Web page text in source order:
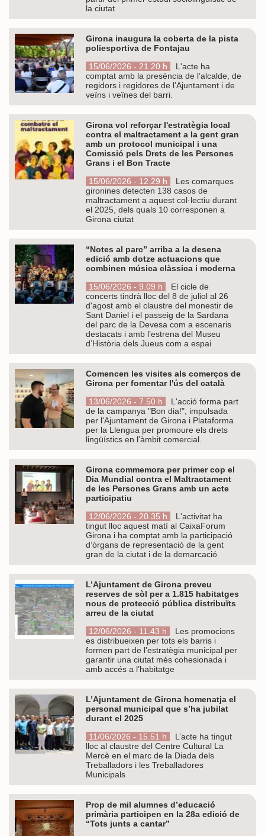
la ciutat
Girona inaugura la coberta de la pista
poliesportiva de Fontajau
15/06/2026 - 21.20 h
L'acte ha
comptat amb la presència de l’alcalde, de
regidors i regidores de l’Ajuntament i de
veïns i veïnes del barri.
Girona vol reforçar l'estratègia local
contra el maltractament a la gent gran
amb un protocol municipal i una
Comissió pels Drets de les Persones
Grans i el Bon Tracte
15/06/2026 - 12.29 h
Les comarques
gironines detecten 138 casos de
maltractament a aquest col·lectiu durant
el 2025, dels quals 10 corresponen a
Girona ciutat
“Notes al parc” arriba a la desena
edició amb dotze actuacions que
combinen música clàssica i moderna
15/06/2026 - 9.09 h
El cicle de
concerts tindrà lloc del 8 de juliol al 26
d'agost amb el claustre del monestir de
Sant Daniel i el passeig de la Sardana
del parc de la Devesa com a escenaris
destacats i amb l’estrena del Museu
d’Història dels Jueus com a espai
Comencen les visites als comerços de
Girona per fomentar l'ús del català
13/06/2026 - 7.50 h
L'acció forma part
de la campanya "Bon dia!", impulsada
per l'Ajuntament de Girona i Plataforma
per la Llengua per promoure els drets
lingüístics en l'àmbit comercial.
Girona commemora per primer cop el
Dia Mundial contra el Maltractament
de les Persones Grans amb un acte
participatiu
12/06/2026 - 20.35 h
L'activitat ha
tingut lloc aquest matí al CaixaForum
Girona i ha comptat amb la participació
d’òrgans de representació de la gent
gran de la ciutat i de la demarcació
L’Ajuntament de Girona preveu
reserves de sòl per a 1.815 habitatges
nous de protecció pública distribuïts
arreu de la ciutat
12/06/2026 - 11.43 h
Les promocions
es distribueixen per tots els barris i
formen part de l’estratègia municipal per
garantir una ciutat més cohesionada i
amb accés a l’habitatge
L’Ajuntament de Girona homenatja el
personal municipal que s’ha jubilat
durant el 2025
11/06/2026 - 15.51 h
L’acte ha tingut
lloc al claustre del Centre Cultural La
Mercè en el marc de la Diada dels
Treballadors i les Treballadores
Municipals
Prop de mil alumnes d’educació
primària participen en la 28a edició de
“Tots junts a cantar”